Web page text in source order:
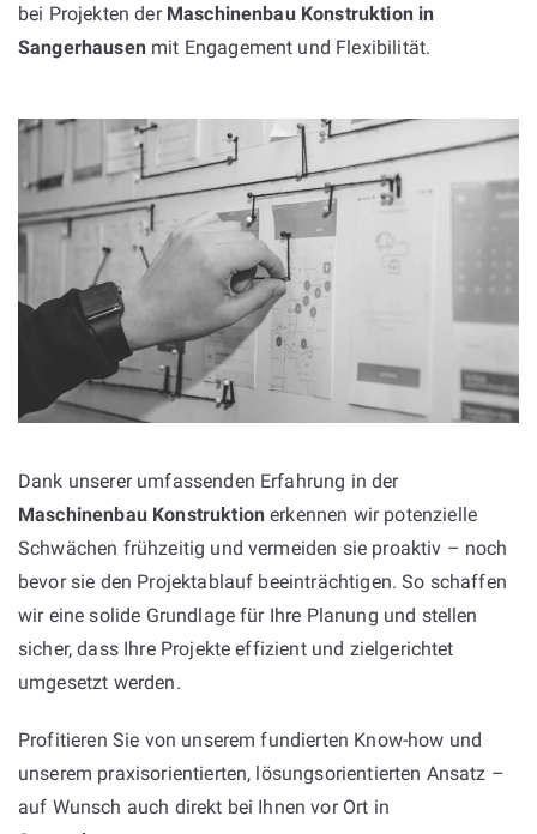
bei Projekten der Maschinenbau Konstruktion in
Sangerhausenmit Engagement und Flexibilität.
Dank unserer umfassenden Erfahrung in der
Maschinenbau Konstruktion erkennen wir potenzielle
Schwächen frühzeitig und vermeiden sie proaktiv – noch
bevor sie den Projektablauf beeinträchtigen. So schaffen
wir eine solide Grundlage für Ihre Planung und stellen
sicher, dass Ihre Projekte effizient und zielgerichtet
umgesetzt werden.
Profitieren Sie von unserem fundierten Know-how und
unserem praxisorientierten, lösungsorientierten Ansatz –
auf Wunsch auch direkt bei Ihnen vor Ort in